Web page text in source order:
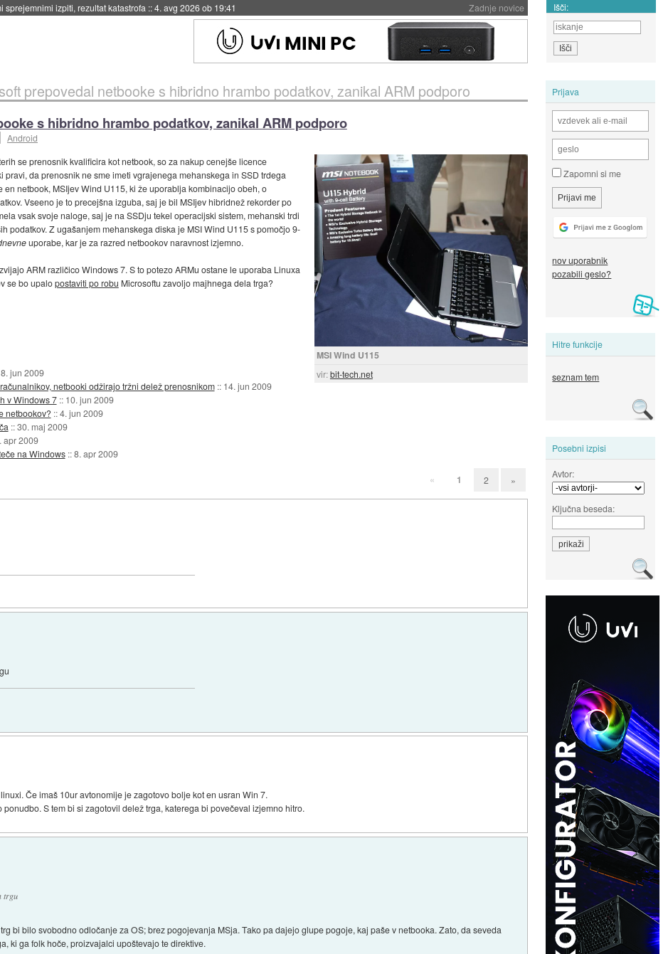
Zadnje novice
raketo za večkratno uporabo::4. avg 2026 ob 19:41 Išči:
Prijava
Zapomni si me
nov uporabnik
pozabili geslo?
Hitre funkcije
seznam tem
Posebni izpisi
Avtor:
Ključna beseda:
prepovedal netbooke s hibridno hrambo podatkov, zanikal ARM podporo
s hibridno hrambo podatkov, zanikal ARM podporo
Android
MSI Wind U115
vir:bit-tech.net
se prenosnik kvalificira kot netbook, so za nakup cenejše licence
pravi, da prenosnik ne sme imeti vgrajenega mehanskega in SSD trdega
netbook, MSIjev Wind U115, ki že uporablja kombinacijo obeh, o
Vseeno je to precejšna izguba, saj je bil MSIjev hibridnež rekorder po
vsak svoje naloge, saj je na SSDju tekel operacijski sistem, mehanski trdi
podatkov. Z ugašanjem mehanskega diska je MSI Wind U115 s pomočjo 9-
uporabe, kar je za razred netbookov naravnost izjemno.
ARM različico Windows 7. S to potezo ARMu ostane le uporaba Linuxa
se bo upalopostaviti po robu Microsoftu zavoljo majhnega dela trga?
jun 2009
netbooki odžirajo tržni delež prenosnikom :: 14. jun 2009
v Windows 7 :: 10. jun 2009
netbookov? ::4. jun 2009
::30. maj 2009
apr 2009
na Windows ::8. apr 2009
« 1 2 »
Če imaš 10ur avtonomije je zagotovo bolje kot en usran Win 7.
S tem bi si zagotovil delež trga, katerega bi povečeval izjemno hitro.
trgu
bi bilo svobodno odločanje za OS; brez pogojevanja MSja. Tako pa dajejo glupe pogoje, kaj paše v netbooka. Zato, da seveda
ki ga folk hoče, proizvajalci upoštevajo te direktive.